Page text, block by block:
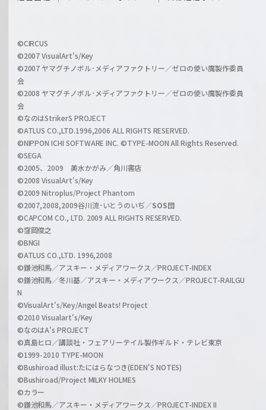
a
r
z
i
l
h
a
n
l
©CIRCUS
©2007 VisualArt's/Key
©2007 ヤマグチノボル･メディアファクトリー／ゼロの使い魔製作委員
会
©2008 ヤマグチノボル･メディアファクトリー／ゼロの使い魔製作委員
会
©なのはStrikerS PROJECT
©ATLUS CO.,LTD.1996,2006 ALL RIGHTS RESERVED.
©NIPPON ICHI SOFTWARE INC. ©TYPE-MOON All Rights Reserved.
©SEGA
©2005、2009 美水かがみ／角川書店
©2008 VisualArt's/Key
©2009 Nitroplus/Project Phantom
©2007,2008,2009谷川流･いとうのいぢ／SOS団
©CAPCOM CO., LTD. 2009 ALL RIGHTS RESERVED.
©窪岡俊之
©BNGI
©ATLUS CO.,LTD. 1996,2008
©鎌池和馬／アスキー・メディアワークス／PROJECT-INDEX
©鎌池和馬／冬川基／アスキー・メディアワークス／PROJECT-RAILGU
N
©VisualArt's/Key/Angel Beats! Project
©2010 Visualart's/Key
©なのはA's PROJECT
©真島ヒロ／講談社・フェアリーテイル製作ギルド・テレビ東京
©1999-2010 TYPE-MOON
©Bushiroad illust:たにはらなつき(EDEN'S NOTES)
©Bushiroad/Project MILKY HOLMES
©カラー
©鎌池和馬／アスキー・メディアワークス／PROJECT-INDEX II